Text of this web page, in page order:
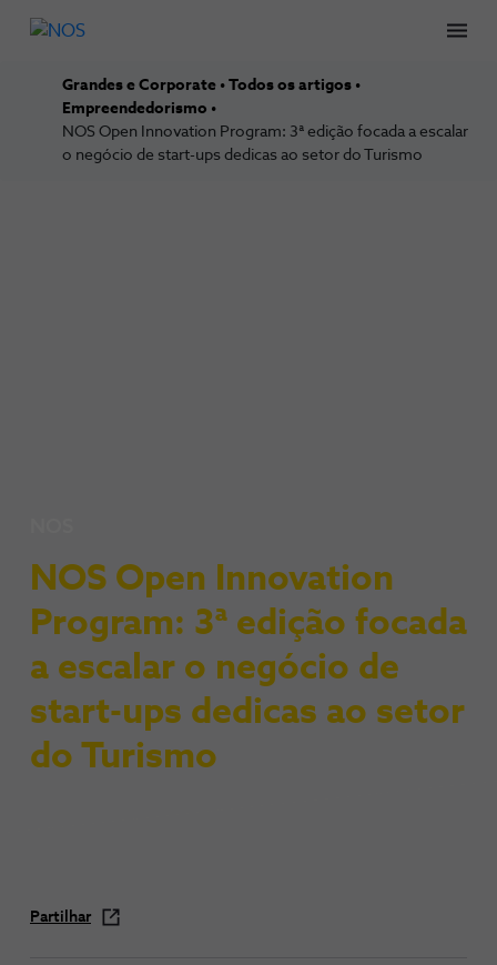
Grandes e Corporate
Todos os artigos
Empreendedorismo
NOS Open Innovation Program: 3ª edição focada a escalar
o negócio de start-ups dedicas ao setor do Turismo
NOS Open Innovation
Program: 3ª edição focada
a escalar o negócio de
start-ups dedicas ao setor
do Turismo
Partilhar